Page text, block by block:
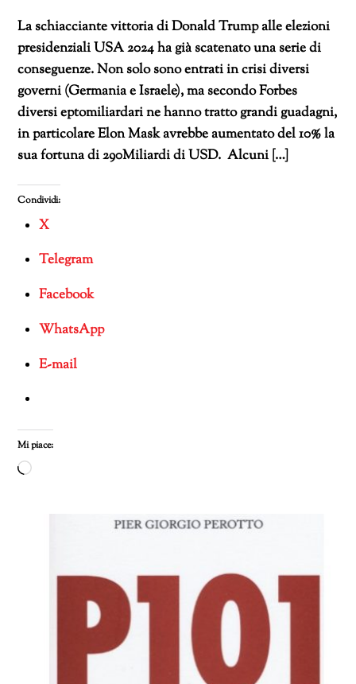
La schiacciante vittoria di Donald Trump alle elezioni
presidenziali USA 2024 ha già scatenato una serie di
conseguenze. Non solo sono entrati in crisi diversi
governi (Germania e Israele), ma secondo Forbes
diversi eptomiliardari ne hanno tratto grandi guadagni,
in particolare Elon Mask avrebbe aumentato del 10% la
sua fortuna di 290Miliardi di USD. Alcuni […]
Condividi:
X
Telegram
Facebook
WhatsApp
E-mail
Mi piace:
Caricamento